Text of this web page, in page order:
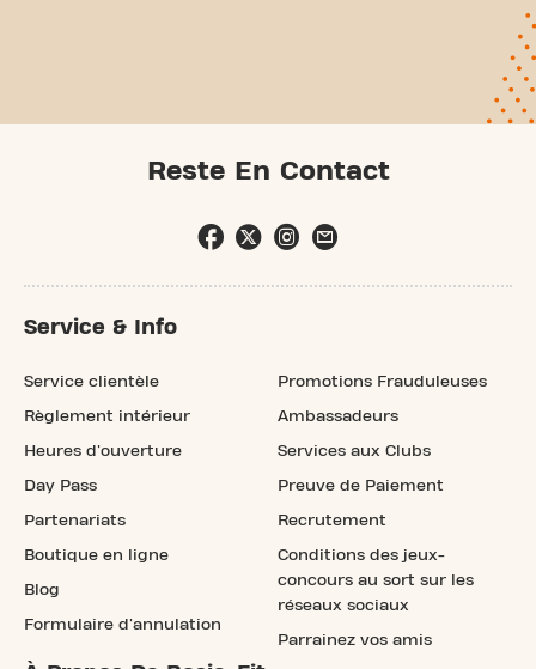
Reste En Contact
Service & Info
Service clientèle
Règlement intérieur
Heures d'ouverture
Day Pass
Partenariats
Boutique en ligne
Blog
Formulaire d'annulation
Promotions Frauduleuses
Ambassadeurs
Services aux Clubs
Preuve de Paiement
Recrutement
Conditions des jeux-
concours au sort sur les
réseaux sociaux
Parrainez vos amis